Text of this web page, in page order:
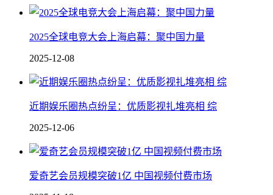
2025全球电竞大会上海启幕：聚中国力量
2025-12-08
近期娱乐圈热点纷呈：优质影视扎堆亮相 综
2025-12-06
爱奇艺会员规模突破1亿 中国视频付费市场